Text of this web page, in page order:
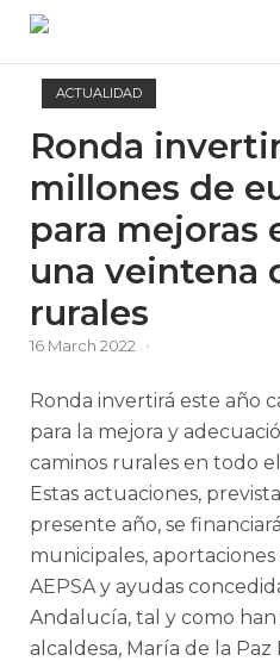
Skip
content
ACTUALIDAD
Ronda
millones de
para mejoras
una veintena
rurales
16 March 2022
Ronda invertirá este año
para la mejora y
caminos rurales en todo
Estas actuaciones,
presente año, se
municipales,
AEPSA y ayudas
Andalucía, tal y como
alcaldesa, María de la Paz